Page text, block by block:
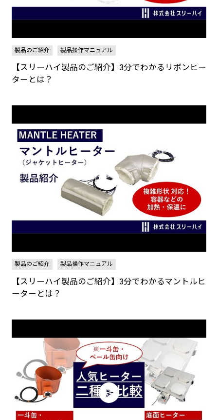
製品のご紹介 製品操作マニュアル
【スリーハイ製品のご紹介】3分でわかるリボンヒー
ターとは？
製品のご紹介 製品操作マニュアル
【スリーハイ製品のご紹介】3分でわかるマントルヒ
ーターとは？